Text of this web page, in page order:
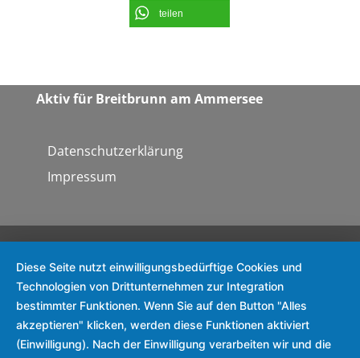
tei­len
Aktiv für Breit­brunn am Ammersee
Datenschutzerklärung
Impressum
Diese Seite nutzt einwilligungsbedürftige Cookies und
Technologien von Drittunternehmen zur Integration
bestimmter Funktionen. Wenn Sie auf den Button "Alles
akzeptieren" klicken, werden diese Funktionen aktiviert
(Einwilligung). Nach der Einwilligung verarbeiten wir und die